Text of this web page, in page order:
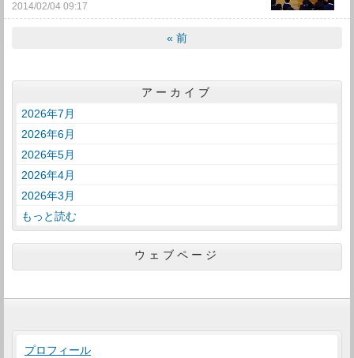
2014/02/04 09:17
« 前
アーカイブ
2026年7月
2026年6月
2026年5月
2026年4月
2026年3月
もっと読む
ウェブページ
プロフィール